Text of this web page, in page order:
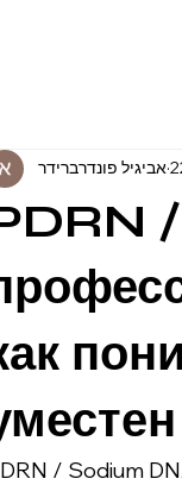
אביגיל פונדרברידר
/ Sodium